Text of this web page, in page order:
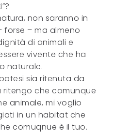
non saranno in
forse – ma almeno
di animali e
vivente che ha
naturale.
sia ritenuta da
ritengo che comunque
animale, mi voglio
in un habitat che
comuqnue è il tuo.